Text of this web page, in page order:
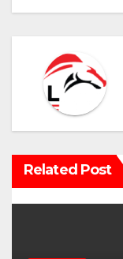
e
a
c
ó
n
Related Post